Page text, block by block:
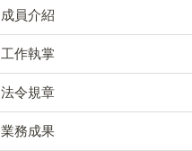
成員介紹
工作執掌
法令規章
業務成果